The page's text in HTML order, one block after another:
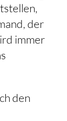
der
immer
den